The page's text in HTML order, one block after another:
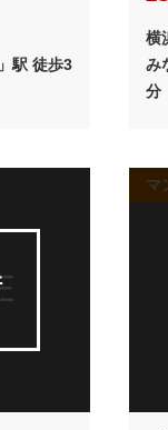
駅 徒歩3
横
み
分
マ